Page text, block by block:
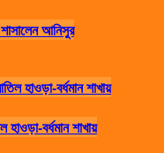
আনিসুর
বর্ধমান শাখায়